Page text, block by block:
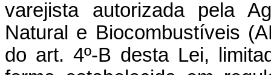
varejista autorizada pela
Natural e Biocombustíveis
do art. 4º-B desta Lei,